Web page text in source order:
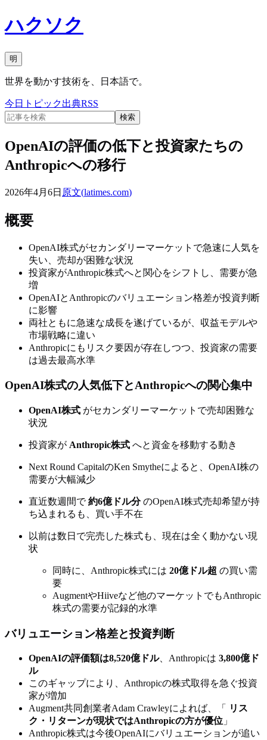
ハクソク
明
世界を動かす技術を、日本語で。
今日 トピック出典RSS
検索
OpenAIの評価の低下と投資家たちの
Anthropicへの移行
2026年4月6日 原文(latimes.com)
概要
OpenAI株式がセカンダリーマーケットで急速に人気を
失い、売却が困難な状況
投資家がAnthropic株式へと関心をシフトし、需要が急
増
OpenAIとAnthropicのバリュエーション格差が投資判断
に影響
両社ともに急速な成長を遂げているが、収益モデルや
市場戦略に違い
Anthropicにもリスク要因が存在しつつ、投資家の需要
は過去最高水準
OpenAI株式の人気低下とAnthropicへの関心集中
OpenAI株式 がセカンダリーマーケットで売却困難な
状況
投資家が Anthropic株式 へと資金を移動する動き
Next Round CapitalのKen Smytheによると、OpenAI株の
需要が大幅減少
直近数週間で約6億ドル分のOpenAI株式売却希望が持
ち込まれるも、買い手不在
以前は数日で完売した株式も、現在は全く動かない現
状
同時に、Anthropic株式には 20億ドル超 の買い需
要
AugmentやHiiveなど他のマーケットでもAnthropic
株式の需要が記録的水準
バリュエーション格差と投資判断
OpenAIの評価額は8,520億ドル、Anthropicは 3,800億ド
ル
このギャップにより、Anthropicの株式取得を急ぐ投資
家が増加
Augment共同創業者Adam Crawleyによれば、「
リス
ク・リターンが現状ではAnthropicの方が優位 」
Anthropic株式は今後OpenAIにバリュエーションが追い